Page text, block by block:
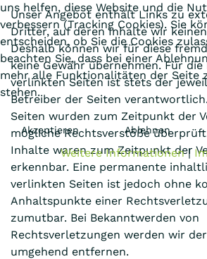
Unser Angebot enthält Links zu
Dritter, auf deren Inhalte wir
Deshalb können wir für diese
keine Gewähr übernehmen. Für
verlinkten Seiten ist stets der
Betreiber der Seiten
Seiten wurden zum Zeitpunkt der
mögliche Rechtsverstöße
Inhalte waren zum Zeitpunkt der
erkennbar. Eine permanente
verlinkten Seiten ist jedoch ohne
Anhaltspunkte einer
zumutbar. Bei Bekanntwerden von
Rechtsverletzungen werden wir
umgehend entfernen.
uns helfen, diese Website und die
verbessern (Tracking Cookies). Sie
entscheiden, ob Sie die Cookies
beachten Sie, dass bei einer
mehr alle Funktionalitäten der Seite
stehen.
Akzeptieren Ablehnen
Weitere Informationen|